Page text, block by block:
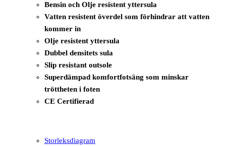
Bensin och Olje resistent yttersula
Vatten resistent överdel som förhindrar att vatten
kommer in
Olje resistent yttersula
Dubbel densitets sula
Slip resistant outsole
Superdämpad komfortfotsäng som minskar
tröttheten i foten
CE Certifierad
Storleksdiagram